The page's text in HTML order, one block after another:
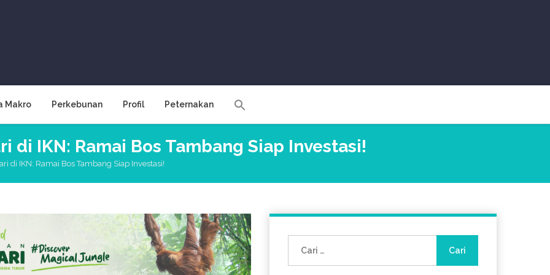
Makro Perkebunan Profil Peternakan
di IKN: Ramai Bos Tambang Siap Investasi!
di IKN: Ramai Bos Tambang Siap Investasi!
untuk: